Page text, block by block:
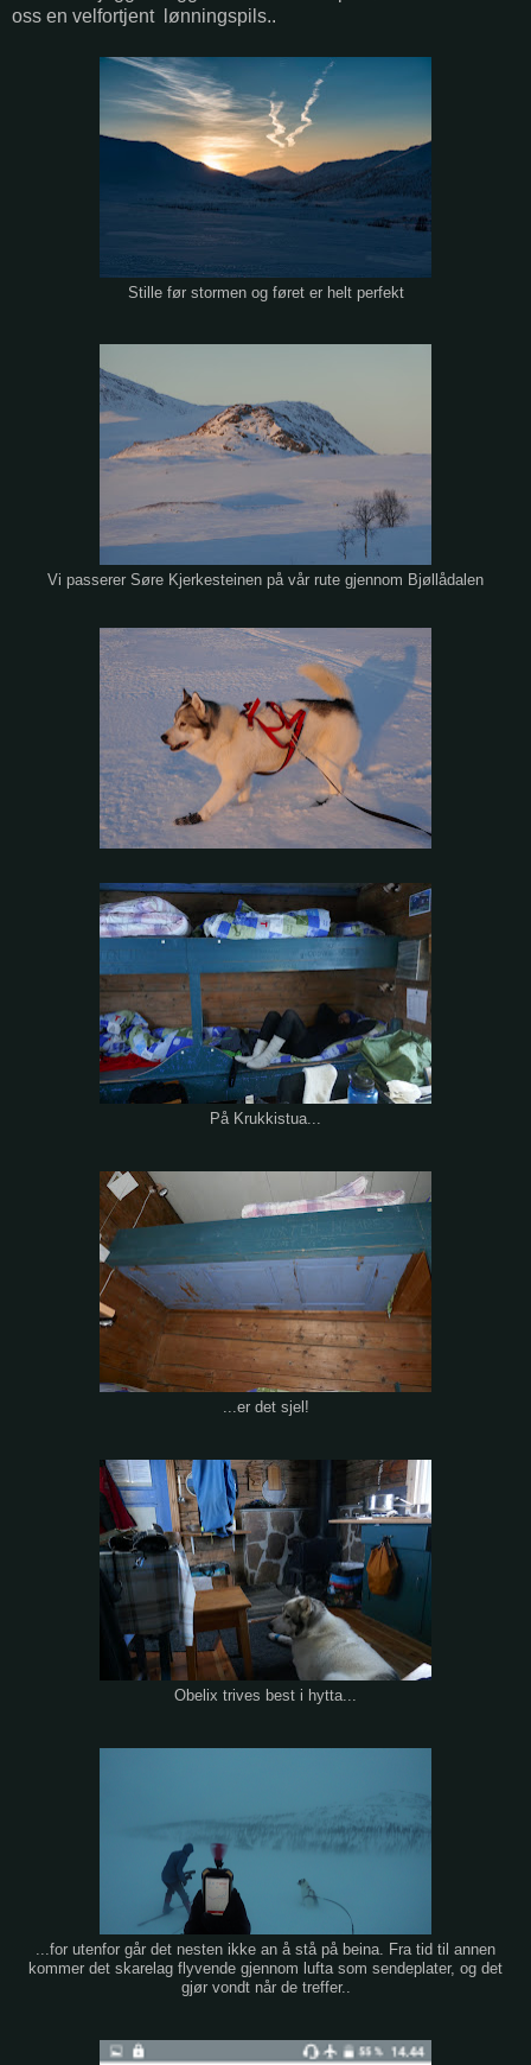
oss en velfortjent lønningspils..
Stille før stormen og føret er helt perfekt
Vi passerer Søre Kjerkesteinen på vår rute gjennom Bjøllådalen
På Krukkistua...
...er det sjel!
Obelix trives best i hytta...
...for utenfor går det nesten ikke an å stå på beina. Fra tid til annen
kommer det skarelag flyvende gjennom lufta som sendeplater, og det
gjør vondt når de treffer..